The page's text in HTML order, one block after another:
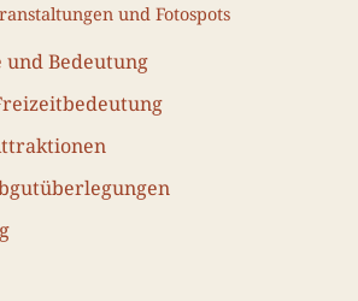
und Fotospots
Bedeutung